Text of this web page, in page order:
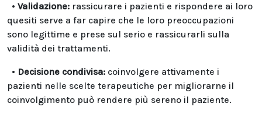
• Validazione: rassicurare i pazienti e rispondere ai loro
quesiti serve a far capire che le loro preoccupazioni
sono legittime e prese sul serio e rassicurarli sulla
validità dei trattamenti.
• Decisione condivisa: coinvolgere attivamente i
pazienti nelle scelte terapeutiche per migliorarne il
coinvolgimento può rendere più sereno il paziente.